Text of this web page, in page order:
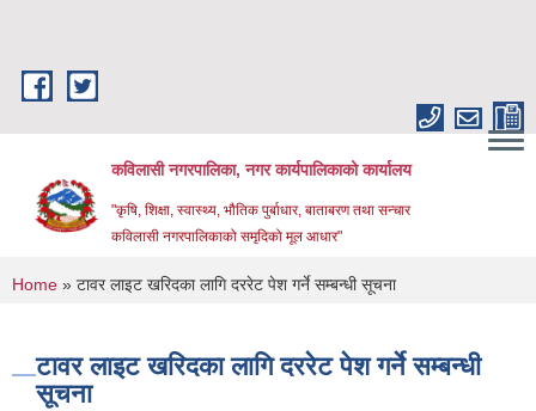
कविलासी नगरपालिका, नगर कार्यपालिकाको कार्यालय
"कृषि, शिक्षा, स्वास्थ्य, भौतिक पुर्बाधार, बाताबरण तथा सन्चार
कविलासी नगरपालिकाको समृदिको मूल आधार"
You are here
Home » टावर लाइट खरिदका लागि दररेट पेश गर्ने सम्बन्धी सूचना
टावर लाइट खरिदका लागि दररेट पेश गर्ने सम्बन्धी
सूचना